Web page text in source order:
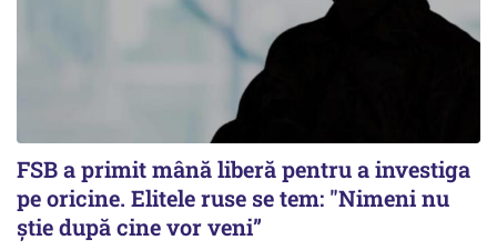
FSB a primit mână liberă pentru a investiga
pe oricine. Elitele ruse se tem: "Nimeni nu
știe după cine vor veni”